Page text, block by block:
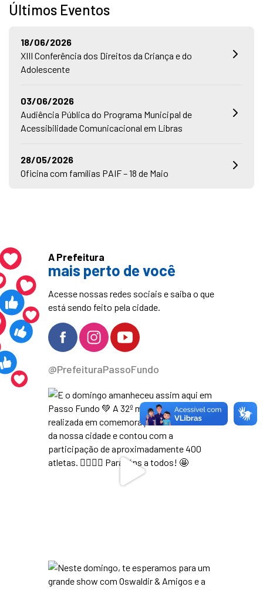
Últimos Eventos
18/06/2026
XIII Conferência dos Direitos da Criança e do
Adolescente
03/06/2026
Audiência Pública do Programa Municipal de
Acessibilidade Comunicacional em Libras
28/05/2026
Oficina com famílias PAIF – 18 de Maio
A Prefeitura
mais perto de você
Acesse nossas redes sociais e saiba o que
está sendo feito pela cidade.
@PrefeituraPassoFundo